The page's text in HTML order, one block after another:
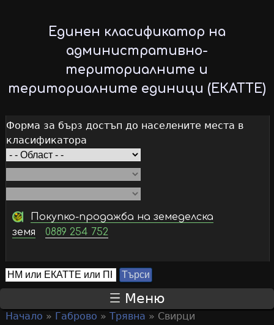
to
main
content
Единен класификатор на
административно-
териториалните и
териториалните единици (ЕКАТТЕ)
Форма за бърз достъп до населените места в
класификатора
Покупко-продажба на земеделска
земя
0889 254 752
S
e
Т
ъ
с
Меню
Начало » Габрово » Трявна » Свирци